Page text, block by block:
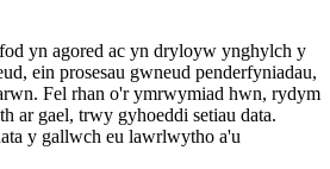
yn agored ac yn dryloyw ynghylch y
ein prosesau gwneud penderfyniadau,
Fel rhan o'r ymrwymiad hwn, rydym
ar gael, trwy gyhoeddi setiau data.
y gallwch eu lawrlwytho a'u